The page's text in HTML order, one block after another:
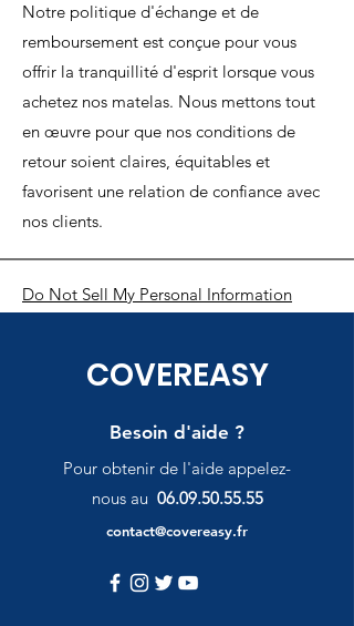
Notre politique d'échange et de
remboursement est conçue pour vous
offrir la tranquillité d'esprit lorsque vous
achetez nos matelas. Nous mettons tout
en œuvre pour que nos conditions de
retour soient claires, équitables et
favorisent une relation de confiance avec
nos clients.
Do Not Sell My Personal Information
COVEREASY
Besoin d'aide ?
Pour obtenir de l'aide appelez-
nous au 06.09.50.55.55
contact@covereasy.fr